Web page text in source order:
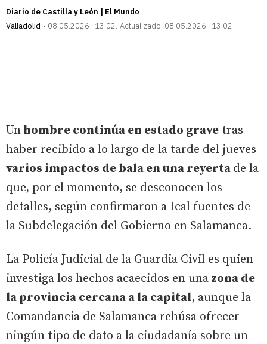
Diario de Castilla y León | El Mundo
Valladolid
08.05.2026 | 13:02 Actualizado: 08.05.2026 | 13:02
Un hombre continúa en estado grave tras
haber recibido a lo largo de la tarde del jueves
varios impactos de bala en una reyerta de la
que, por el momento, se desconocen los
detalles, según confirmaron a Ical fuentes de
la Subdelegación del Gobierno en Salamanca.
La Policía Judicial de la Guardia Civil es quien
investiga los hechos acaecidos en una zona de
la provincia cercana a la capital, aunque la
Comandancia de Salamanca rehúsa ofrecer
ningún tipo de dato a la ciudadanía sobre un